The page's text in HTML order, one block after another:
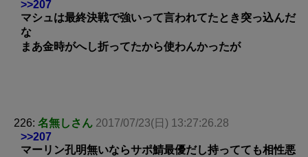
>>207
マシュは最終決戦で強いって言われてたとき突っ込んだ
な
まあ金時がへし折ってたから使わんかったが
226: 名無しさん 2017/07/23(日) 13:27:26.28
>>207
マーリン孔明無いならサポ鯖最優だし持ってても相性悪